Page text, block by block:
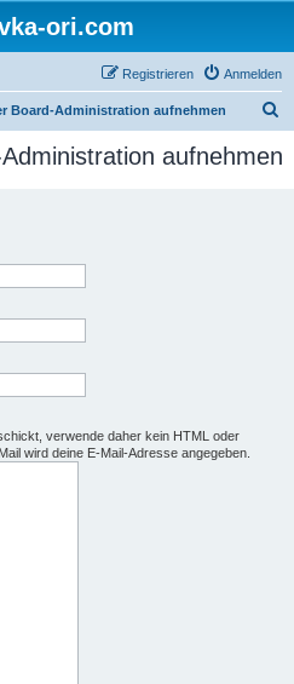
ori.com
Anmelden
Registrieren
Board-Administration aufnehmen
c
aufnehmen
verwende daher kein HTML oder
wird deine E-Mail-Adresse angegeben.